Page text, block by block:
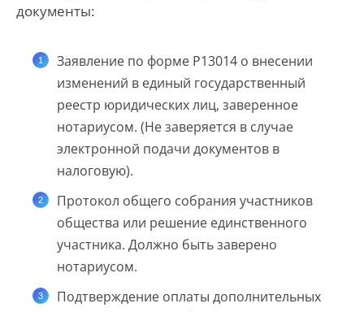
документы:
Заявление по форме Р13014 о внесении
изменений в единый государственный
реестр юридических лиц, заверенное
нотариусом. (Не заверяется в случае
электронной подачи документов в
налоговую).
Протокол общего собрания участников
общества или решение единственного
участника. Должно быть заверено
нотариусом.
Подтверждение оплаты дополнительных